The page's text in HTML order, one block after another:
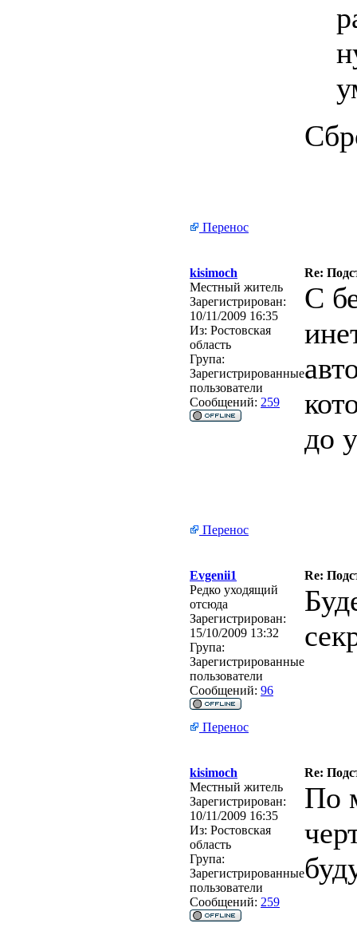
Перенос
kisimoch
Re:
Местный житель
Зарегистрирован:
10/11/2009 16:35
Из: Ростовская
область
Група:
Зарегистрированные
пользователи
Сообщений: 259
С
до
Перенос
Evgenii1
Re:
Редко уходящий
отсюда
Зарегистрирован:
15/10/2009 13:32
Група:
Зарегистрированные
пользователи
Сообщений: 96
Перенос
kisimoch
Re:
Местный житель
Зарегистрирован:
10/11/2009 16:35
Из: Ростовская
область
Група:
Зарегистрированные
пользователи
Сообщений: 259
По